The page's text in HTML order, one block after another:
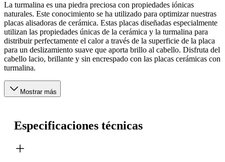
La turmalina es una piedra preciosa con propiedades iónicas
naturales. Este conocimiento se ha utilizado para optimizar nuestras
placas alisadoras de cerámica. Estas placas diseñadas especialmente
utilizan las propiedades únicas de la cerámica y la turmalina para
distribuir perfectamente el calor a través de la superficie de la placa
para un deslizamiento suave que aporta brillo al cabello. Disfruta del
cabello lacio, brillante y sin encrespado con las placas cerámicas con
turmalina.
Mostrar más
Especificaciones técnicas